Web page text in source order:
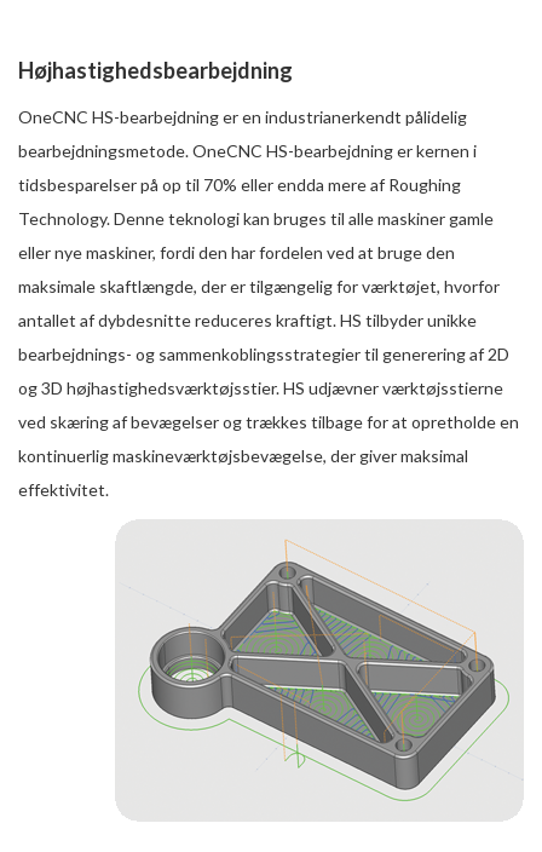
Højhastighedsbearbejdning
OneCNC HS-bearbejdning er en industrianerkendt pålidelig
bearbejdningsmetode. OneCNC HS-bearbejdning er kernen i
tidsbesparelser på op til 70% eller endda mere af Roughing
Technology. Denne teknologi kan bruges til alle maskiner gamle
eller nye maskiner, fordi den har fordelen ved at bruge den
maksimale skaftlængde, der er tilgængelig for værktøjet, hvorfor
antallet af dybdesnitte reduceres kraftigt. HS tilbyder unikke
bearbejdnings- og sammenkoblingsstrategier til generering af 2D
og 3D højhastighedsværktøjsstier. HS udjævner værktøjsstierne
ved skæring af bevægelser og trækkes tilbage for at opretholde en
kontinuerlig maskineværktøjsbevægelse, der giver maksimal
effektivitet.